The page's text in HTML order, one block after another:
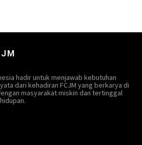
hadir untuk menjawab kebutuhan
dari kehadiran FCJM yang berkarya di
masyarakat miskin dan tertinggal